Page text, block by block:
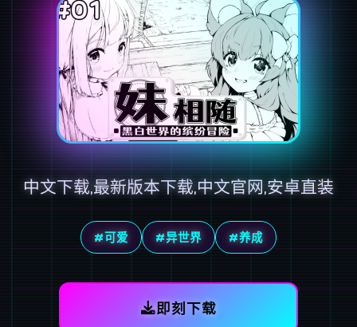
中文下载,最新版本下载,中文官网,安卓直装
#可爱 #异世界 #养成
即刻下载